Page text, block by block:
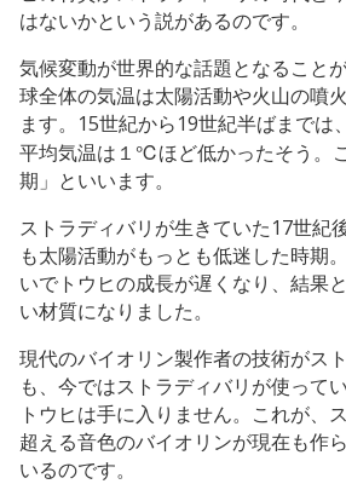
はないかという説があるのです。
気候変動が世界的な話題となること
球全体の気温は太陽活動や火山の噴
ます。15世紀から19世紀半ばまでは
平均気温は１℃ほど低かったそう。
期」といいます。
ストラディバリが生きていた17世紀
も太陽活動がもっとも低迷した時期
いでトウヒの成長が遅くなり、結果
い材質になりました。
現代のバイオリン製作者の技術がス
も、今ではストラディバリが使って
トウヒは手に入りません。これが、
超える音色のバイオリンが現在も作
いるのです。